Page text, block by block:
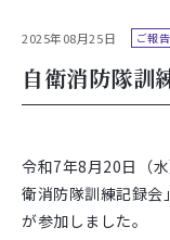
2025年08月25日 ご報告
自衛消防隊訓
令和7年8月20日（
衛消防隊訓練記録会
が参加しました。